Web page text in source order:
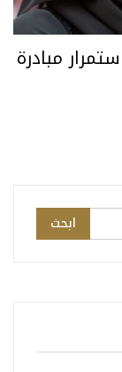
مبادرة